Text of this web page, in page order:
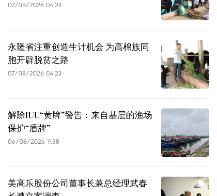
07/08/2026 04:28
永隆省注重创造生计机会 为高棉族同
胞开辟脱贫之路
07/08/2026 04:23
解除IUU“黄牌”警告：来自基层的渔场
保护“盾牌”
06/08/2026 11:38
美高乐股份公司董事长兼总经理武春